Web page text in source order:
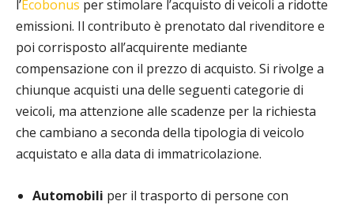
l’Ecobonus per stimolare l’acquisto di veicoli a ridotte
emissioni. Il contributo è prenotato dal rivenditore e
poi corrisposto all’acquirente mediante
compensazione con il prezzo di acquisto. Si rivolge a
chiunque acquisti una delle seguenti categorie di
veicoli, ma attenzione alle scadenze per la richiesta
che cambiano a seconda della tipologia di veicolo
acquistato e alla data di immatricolazione.
Automobili per il trasporto di persone con